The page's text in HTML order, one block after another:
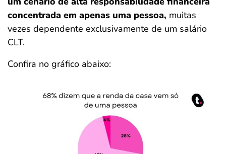
concentrada em apenas uma pessoa, muitas
vezes dependente exclusivamente de um salário
CLT.
Confira no gráfico abaixo: